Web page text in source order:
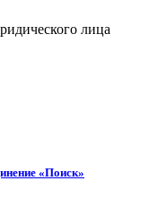
лица
«Поиск»